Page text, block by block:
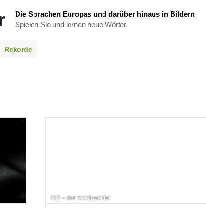
Die Sprachen Europas und darüber hinaus in Bildern
Spielen Sie und lernen neue Wörter.
Rekorde
722 – der Kronleuchter